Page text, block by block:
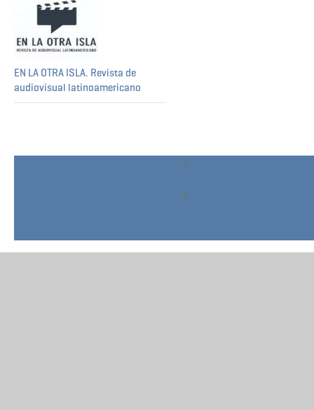
EN LA OTRA ISLA. Revista de
audiovisual latinoamericano